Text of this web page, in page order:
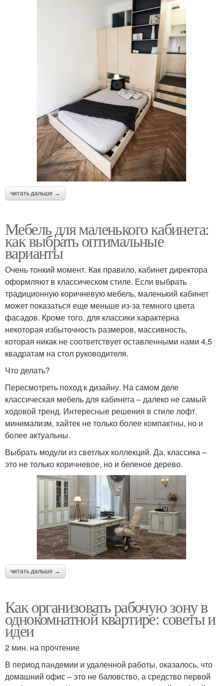
читать дальше →
Мебель для маленького кабинета:
как выбрать оптимальные
варианты
Очень тонкий момент. Как правило, кабинет директора
оформляют в классическом стиле. Если выбрать
традиционную коричневую мебель, маленький кабинет
может показаться еще меньше из-за темного цвета
фасадов. Кроме того, для классики характерна
некоторая избыточность размеров, массивность,
которая никак не соответствует оставленными нами 4,5
квадратам на стол руководителя.
Что делать?
Пересмотреть поход к дизайну. На самом деле
классическая мебель для кабинета – далеко не самый
ходовой тренд. Интересные решения в стиле лофт,
минимализм, хайтек не только более компактны, но и
более актуальны.
Выбрать модули из светлых коллекций. Да, классика –
это не только коричневое, но и беленое дерево.
читать дальше →
Как организовать рабочую зону в
однокомнатной квартире: советы и
идеи
2 мин. на прочтение
В период пандемии и удаленной работы, оказалось, что
домашний офис – это не баловство, а средство первой